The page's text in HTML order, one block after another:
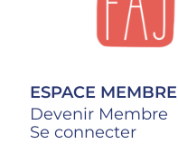
ESPACE MEMBRE
Devenir Membre
Se connecter